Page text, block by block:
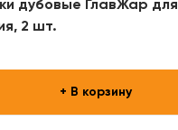
дубовые ГлавЖар для
2 шт.
+ В корзину